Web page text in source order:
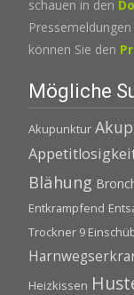
schauen in den
können Sie den
Mögliche
Akupunktur
Blähung
Entkrampfend
Trockner 9
Heizkissen